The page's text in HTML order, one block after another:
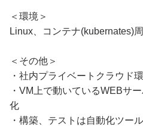
＜環境＞
Linux、コンテナ(kubernates)
＜その他＞
・社内プライベートクラウド
・VM上で動いているWEBサ
化
・構築、テストは自動化ツー